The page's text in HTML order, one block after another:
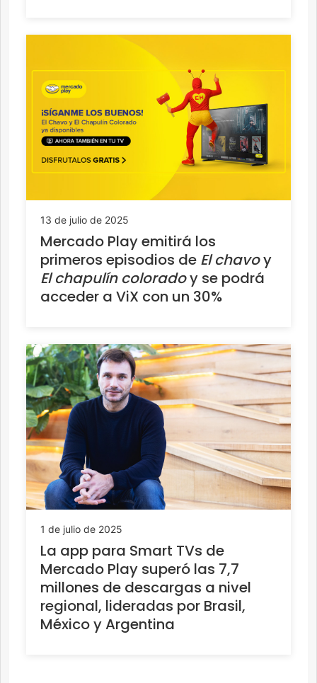
13 de julio de 2025
Mercado Play emitirá los
primeros episodios de El chavoy
El chapulín coloradoy se podrá
acceder a ViX con un 30%
1 de julio de 2025
La app para Smart TVs de
Mercado Play superó las 7,7
millones de descargas a nivel
regional, lideradas por Brasil,
México y Argentina